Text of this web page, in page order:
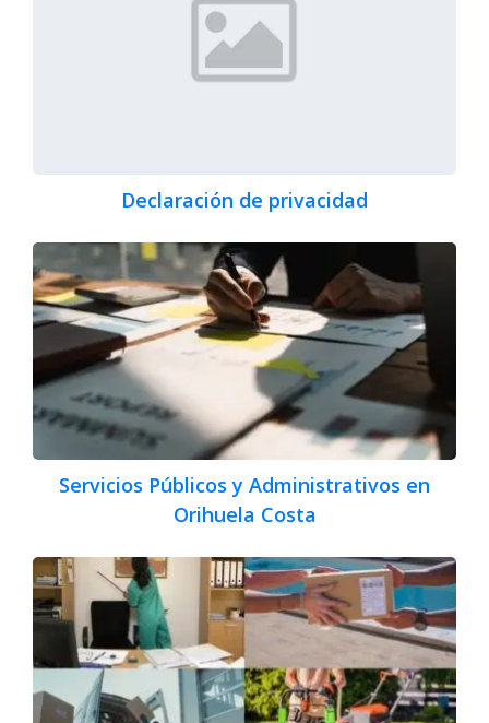
Declaración de privacidad
Servicios Públicos y Administrativos en
Orihuela Costa